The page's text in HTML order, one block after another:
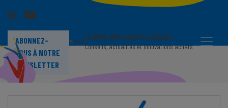
ABONNEZ-
VOUS À NOTRE
NEWSLETTER
Le Blog des experts achats
Conseils, actualités et innovations achats
CENTRE DE RESSOURCES